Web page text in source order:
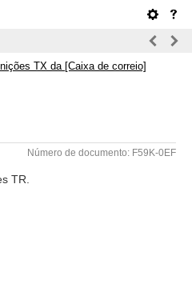
TX da [Caixa de correio]
Número de documento: F59K-0EF
TR.